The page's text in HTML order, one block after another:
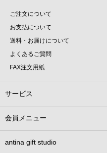
ご注文について
お支払について
送料・お届けについて
よくあるご質問
FAX注文用紙
サービス
会員メニュー
antina gift studio